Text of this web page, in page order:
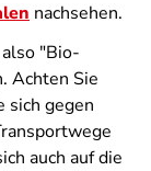
nachsehen.
"Bio-
Achten Sie
sich gegen
auch auf die